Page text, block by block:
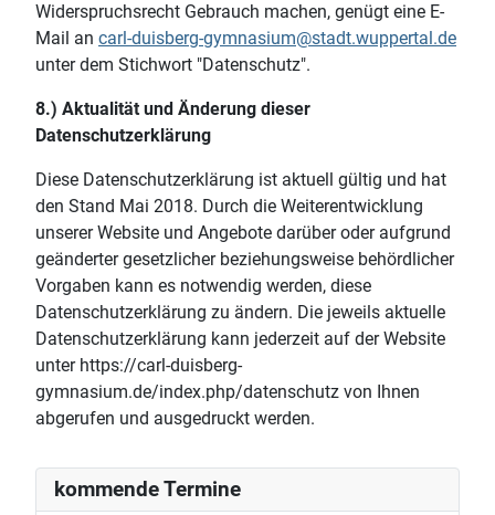
Widerspruchsrecht Gebrauch machen, genügt eine E-
Mail an carl-duisberg-gymnasium@stadt.wuppertal.de
unter dem Stichwort "Datenschutz".
8.) Aktualität und Änderung dieser
Datenschutzerklärung
Diese Datenschutzerklärung ist aktuell gültig und hat
den Stand Mai 2018. Durch die Weiterentwicklung
unserer Website und Angebote darüber oder aufgrund
geänderter gesetzlicher beziehungsweise behördlicher
Vorgaben kann es notwendig werden, diese
Datenschutzerklärung zu ändern. Die jeweils aktuelle
Datenschutzerklärung kann jederzeit auf der Website
unter https://carl-duisberg-
gymnasium.de/index.php/datenschutz von Ihnen
abgerufen und ausgedruckt werden.
kommende Termine